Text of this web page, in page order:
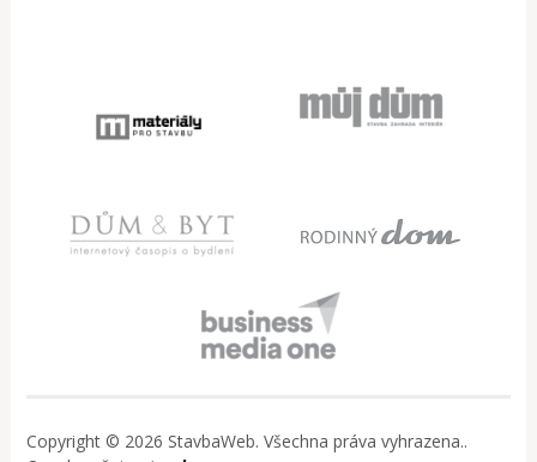
Copyright © 2026 StavbaWeb. Všechna práva vyhrazena..